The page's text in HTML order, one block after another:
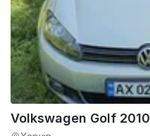
Volkswagen Golf 2010